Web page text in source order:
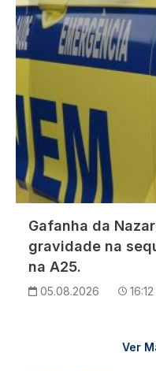
Gafanha da
gravidade na
na A25.
05.08.2026 16:12
Ver